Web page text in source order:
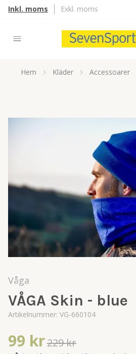
Inkl. moms Exkl. moms
Hem Kläder Accessoarer
Våga
VÅGA Skin - blue
Artikelnummer: VG-660104
99 kr229 kr